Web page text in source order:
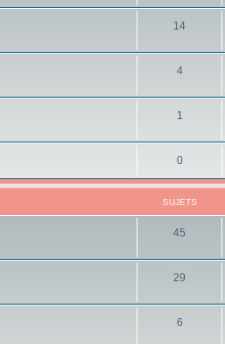
14
4
1
0
SUJETS
45
29
6